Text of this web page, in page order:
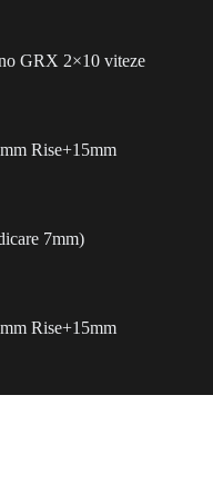
GRX 2×10 viteze
Rise+15mm
7mm)
Rise+15mm